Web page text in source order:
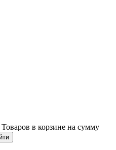
Товаров в корзине на сумму